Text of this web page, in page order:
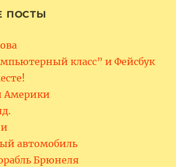
ПОСТЫ
класс” и Фейсбук
Америки
автомобиль
Брюнеля